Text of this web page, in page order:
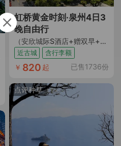
虹桥黄金时刻·泉州4日3
晚自由行
（安欣城际S酒店+赠双早+地理位置优越邻美食街+近古城开元寺+含托运行李额）
近古城 含行李额
￥ 820 起 已售1736份
点评种草